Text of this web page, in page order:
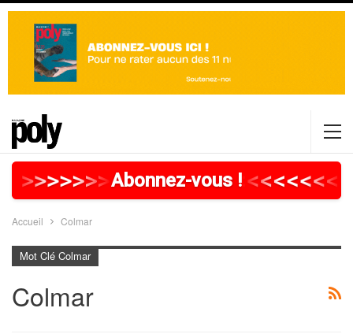
>>>>> >>>>>>>>>>>
Abonnez-vous ! <<<<<<
<<<
Accueil Colmar
Mot Clé Colmar
Colmar